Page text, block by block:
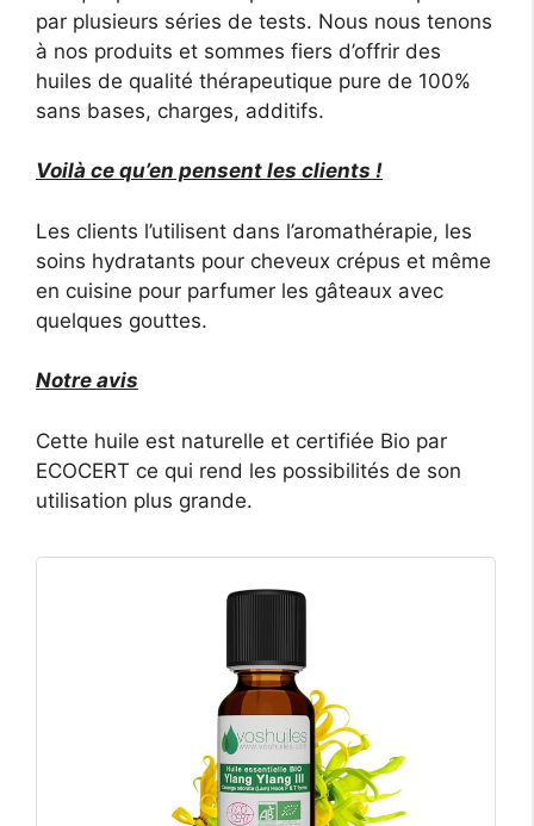
par plusieurs séries de tests. Nous nous tenons
à nos produits et sommes fiers d’offrir des
huiles de qualité thérapeutique pure de 100%
sans bases, charges, additifs.
Voilà ce qu’en pensent les clients !
Les clients l’utilisent dans l’aromathérapie, les
soins hydratants pour cheveux crépus et même
en cuisine pour parfumer les gâteaux avec
quelques gouttes.
Notre avis
Cette huile est naturelle et certifiée Bio par
ECOCERT ce qui rend les possibilités de son
utilisation plus grande.